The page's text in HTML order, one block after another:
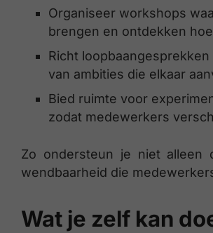
Organiseer workshops
brengen en ontdekken
Richt
van ambities die elkaar
Bied ruimte voor
zodat medewerkers
Zo ondersteun je niet alleen
wendbaarheid die
Wat je zelf kan